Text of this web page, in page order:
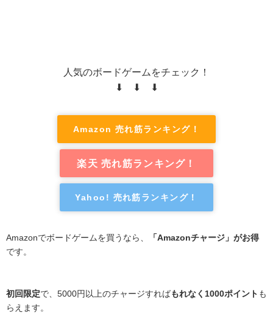
人気のボードゲームをチェック！
⬇ ⬇ ⬇
Amazon 売れ筋ランキング！
楽天 売れ筋ランキング！
Yahoo! 売れ筋ランキング！
Amazonでボードゲームを買うなら、
「Amazonチャージ」がお得
です。
初回限定で、5000円以上のチャージすればもれなく1000ポイント も
らえます。